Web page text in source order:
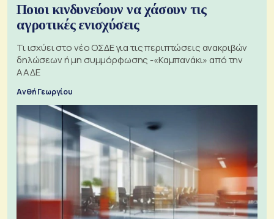
Ποιοι κινδυνεύουν να χάσουν τις
αγροτικές ενισχύσεις
Τι ισχύει στο νέο ΟΣΔΕ για τις περιπτώσεις ανακριβών
δηλώσεων ή μη συμμόρφωσης -«Καμπανάκι» από την
ΑΑΔΕ
Ανθή Γεωργίου